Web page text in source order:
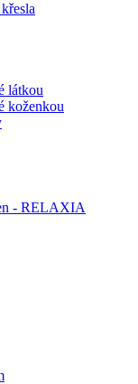
látkou
koženkou
- RELAXIA